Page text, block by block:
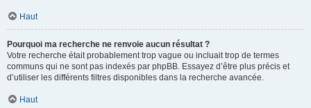
Haut
Pourquoi ma recherche ne renvoie aucun résultat ?
Votre recherche était probablement trop vague ou incluait trop de termes
communs qui ne sont pas indexés par phpBB. Essayez d’être plus précis et
d’utiliser les différents filtres disponibles dans la recherche avancée.
Haut